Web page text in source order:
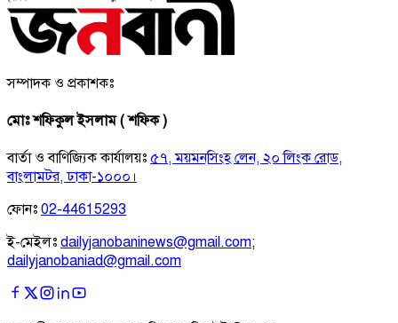
সম্পাদক ও প্রকাশকঃ
মোঃ শফিকুল ইসলাম ( শফিক )
বার্তা ও বাণিজ্যিক কার্যালয়ঃ ৫৭, ময়মনসিংহ লেন, ২০ লিংক রোড,
বাংলামটর, ঢাকা-১০০০।
ফোনঃ 02-44615293
ই-মেইলঃ dailyjanobaninews@gmail.com;
dailyjanobaniad@gmail.com